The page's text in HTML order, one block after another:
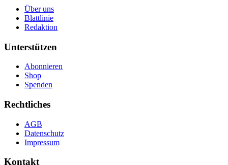
Über uns
Blattlinie
Redaktion
Unterstützen
Abonnieren
Shop
Spenden
Rechtliches
AGB
Datenschutz
Impressum
Kontakt